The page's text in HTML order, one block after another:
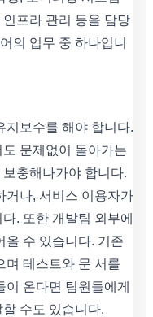
프라 관리 등을 담당
의 업무 중 하나입니
보수를 해야 합니다.
문제없이 돌아가는
충해나가야 합니다.
거나, 서비스 이용자가
. 또한 개발팀 외부에
올 수 있습니다. 기존
며 테스트와 문 서를
온다면 팀원들에게
수도 있습니다.